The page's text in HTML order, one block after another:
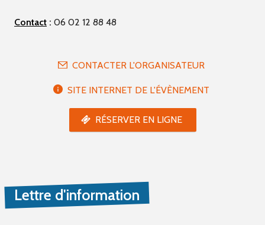
Contact : 06 02 12 88 48
CONTACTER L'ORGANISATEUR
SITE INTERNET DE L'ÉVÈNEMENT
RÉSERVER EN LIGNE
Lettre d'information